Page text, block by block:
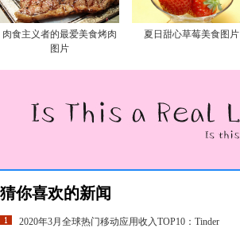
肉食主义者的最爱美食烤肉
图片
夏日甜心草莓美食图片
猜你喜欢的新闻
2020年3月全球热门移动应用收入TOP10：Tinder